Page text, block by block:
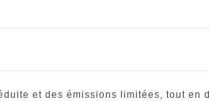
et des émissions limitées, tout